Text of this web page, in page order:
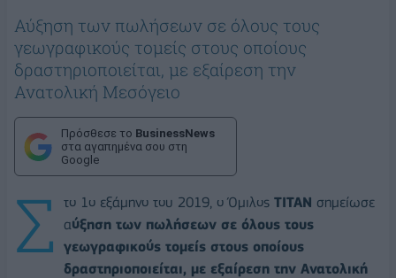
Αύξηση των πωλήσεων σε όλους τους
γεωγραφικούς τομείς στους οποίους
δραστηριοποιείται, με εξαίρεση την
Ανατολική Μεσόγειο
Πρόσθεσε το BusinessNews
στα αγαπημένα σου στη
Google
Σ το 1ο εξάμηνο του 2019, ο Όμιλος ΤΙΤΑΝ σημείωσε
αύξηση των πωλήσεων σε όλους τους
γεωγραφικούς τομείς στους οποίους
δραστηριοποιείται, με εξαίρεση την Ανατολική